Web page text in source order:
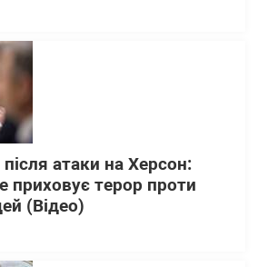
атаки на Херсон:
приховує терор проти
(Відео)